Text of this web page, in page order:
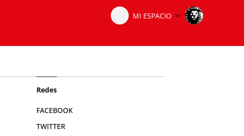
Redes
FACEBOOK
TWITTER